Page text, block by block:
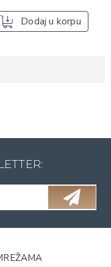
Dodaj u korpu